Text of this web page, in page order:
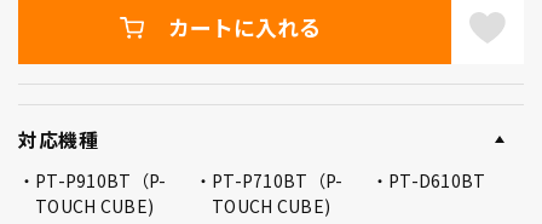
カートに入れる
対応機種
PT-P910BT（P-
TOUCH CUBE)
PT-P710BT（P-
TOUCH CUBE)
PT-D610BT